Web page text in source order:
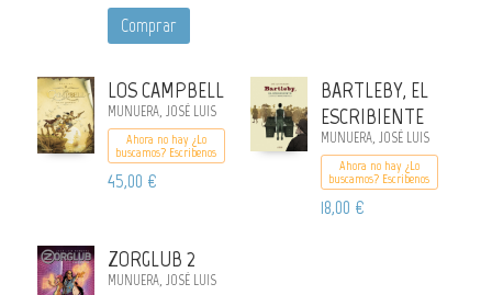
Comprar
LOS CAMPBELL
MUNUERA, JOSÉ LUIS
Ahora no hay ¿Lo
buscamos? Escribenos
45,00 €
BARTLEBY, EL
ESCRIBIENTE
MUNUERA, JOSÉ LUIS
Ahora no hay ¿Lo
buscamos? Escribenos
18,00 €
ZORGLUB 2
MUNUERA, JOSÉ LUIS